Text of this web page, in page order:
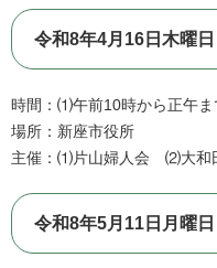
令和8年4月16日木曜日
時間：⑴午前10時から正午
場所：新座市役所
主催：⑴片山婦人会 ⑵大和
令和8年5月11日月曜日